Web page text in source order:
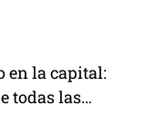
en la capital:
todas las